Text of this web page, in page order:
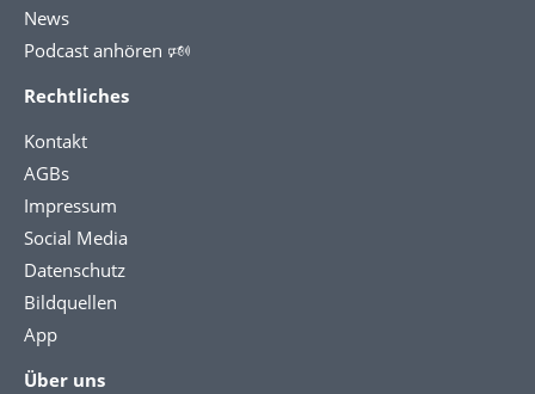
News
Podcast anhören 🕬
Rechtliches
Kontakt
AGBs
Impressum
Social Media
Datenschutz
Bildquellen
App
Über uns